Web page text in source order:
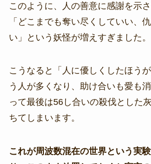
このように、人の善意に感謝を示
「どこまでも奪い尽くしていい、
い」という妖怪が増えすぎました。
こうなると「人に優しくしたほう
う人が多くなり、助け合いも愛も
って最後は56し合いの殺伐とした
ちてしまいます。
これが周波数混在の世界という実